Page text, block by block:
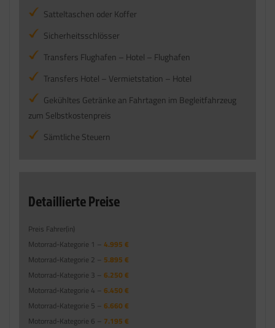
Satteltaschen oder Koffer
Sicherheitsschlösser
Transfers Flughafen – Hotel – Flughafen
Transfers Hotel – Vermietstation – Hotel
Gekühltes Getränke an Fahrtagen im Begleitfahrzeug
zum Selbstkostenpreis
Sämtliche Steuern
Detaillierte Preise
Preis Fahrer(in)
Motorrad-Kategorie 1 – 4.995 €
Motorrad-Kategorie 2 – 5.895 €
Motorrad-Kategorie 3 – 6.250 €
Motorrad-Kategorie 4 – 6.450 €
Motorrad-Kategorie 5 – 6.660 €
Motorrad-Kategorie 6 – 7.195 €